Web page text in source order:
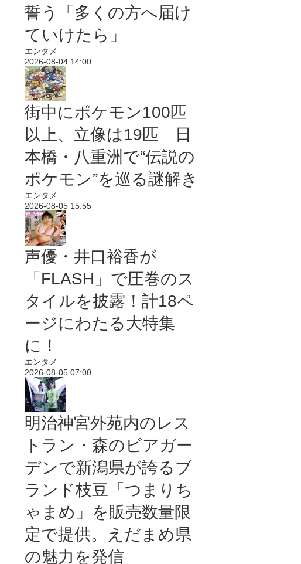
誓う「多くの方へ届け
ていけたら」
エンタメ
2026-08-04 14:00
街中にポケモン100匹
以上、立像は19匹 日
本橋・八重洲で“伝説の
ポケモン”を巡る謎解き
エンタメ
2026-08-05 15:55
声優・井口裕香が
「FLASH」で圧巻のス
タイルを披露！計18ペ
ージにわたる大特集
に！
エンタメ
2026-08-05 07:00
明治神宮外苑内のレス
トラン・森のビアガー
デンで新潟県が誇るブ
ランド枝豆「つまりち
ゃまめ」を販売数量限
定で提供。えだまめ県
の魅力を発信